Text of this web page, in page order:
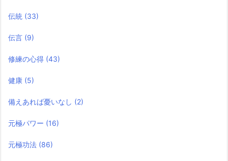
伝統 (33)
伝言 (9)
修練の心得 (43)
健康 (5)
備えあれば憂いなし (2)
元極パワー (16)
元極功法 (86)